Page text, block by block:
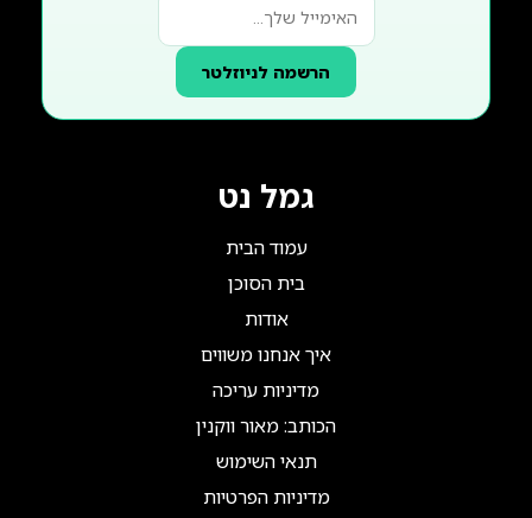
הרשמה לניוזלטר
גמל נט
עמוד הבית
בית הסוכן
אודות
איך אנחנו משווים
מדיניות עריכה
הכותב: מאור ווקנין
תנאי השימוש
מדיניות הפרטיות